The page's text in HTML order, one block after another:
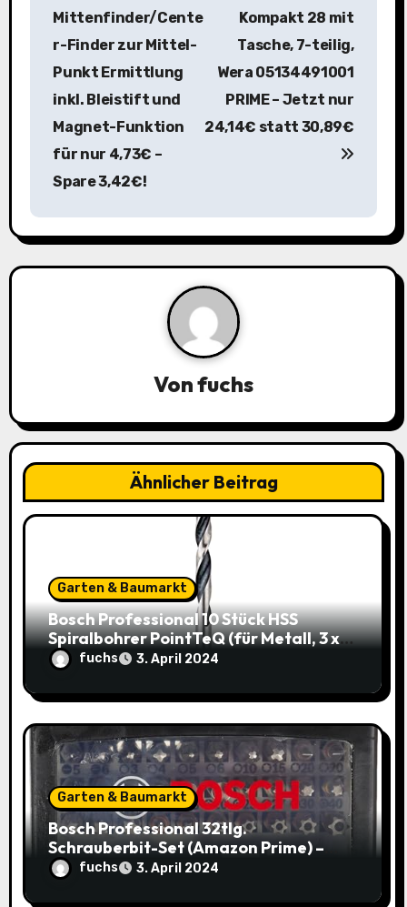
s
n
g
a
t
i
n
Mittenfinder/Cente
r-Finder zur Mittel-
Punkt Ermittlung
inkl. Bleistift und
Magnet-Funktion
für nur 4,73€ –
Spare 3,42€!
Kompakt 28 mit
Tasche, 7-teilig,
Wera 05134491001
PRIME – Jetzt nur
24,14€ statt 30,89€
Vonfuchs
Ähnlicher Beitrag
Garten & Baumarkt
Bosch Professional 10 Stück HSS
Spiralbohrer PointTeQ (für Metall, 3 x
33 x 61 mm) – Top Deal: 3,49€ statt
8,48€
fuchs 3. April 2024
Garten & Baumarkt
Bosch Professional 32tlg.
Schrauberbit-Set (Amazon Prime) –
Jetzt nur 9,95€ statt 14,29€
fuchs 3. April 2024